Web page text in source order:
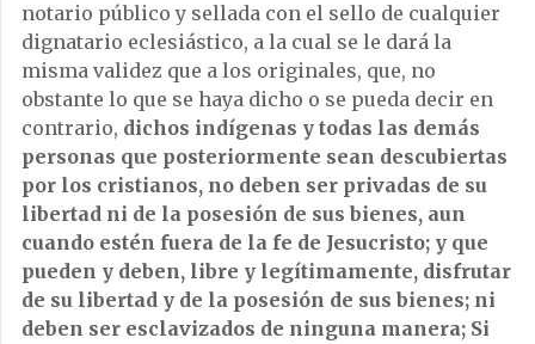
notario público y sellada con el sello de cualquier
dignatario eclesiástico, a la cual se le dará la
misma validez que a los originales, que, no
obstante lo que se haya dicho o se pueda decir en
contrario, dichos indígenas y todas las demás
personas que posteriormente sean descubiertas
por los cristianos, no deben ser privadas de su
libertad ni de la posesión de sus bienes, aun
cuando estén fuera de la fe de Jesucristo; y que
pueden y deben, libre y legítimamente, disfrutar
de su libertad y de la posesión de sus bienes; ni
deben ser esclavizados de ninguna manera; Si